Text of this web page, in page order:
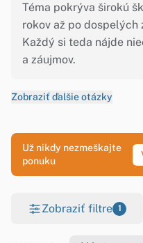
Téma pokrýva širokú
rokov až po dospelých
Každý si teda nájde
a záujmov.
Zobraziť ďalšie otázky
Už nikdy nezmeškajte
ponuku
Zobraziť filtre 1